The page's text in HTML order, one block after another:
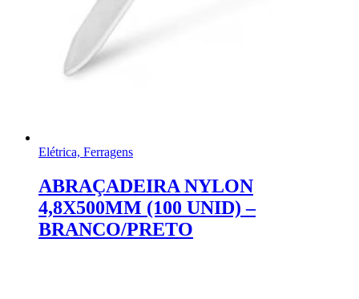
Elétrica, Ferragens
ABRAÇADEIRA NYLON
4,8X500MM (100 UNID) –
BRANCO/PRETO